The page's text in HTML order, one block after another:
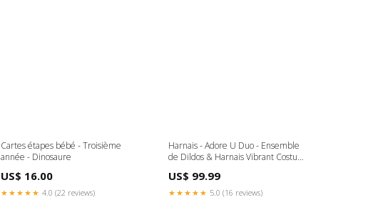
Cartes étapes bébé - Troisième
année - Dinosaure
US$ 16.00
★★★★★ 4.0 (22 reviews)
Harnais - Adore U Duo - Ensemble
de Dildos & Harnais Vibrant Costume
US$ 99.99
★★★★★ 5.0 (16 reviews)